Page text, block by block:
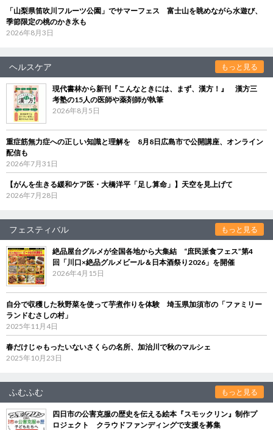
「山梨県笛吹川フルーツ公園」でサマーフェス 富士山を眺めながら水遊び、
季節限定の桃のかき氷も
2026年8月3日
ヘルスケア もっと見る
現代書林から新刊『こんなときには、まず、漢方！』 漢方三
考塾の15人の医師や薬剤師が執筆
2026年8月5日
重症筋無力症への正しい知識と理解を 8月8日広島市で公開講座、オンライン
配信も
2026年7月31日
【がんを生きる緩和ケア医・大橋洋平「足し算命」】天空を見上げて
2026年7月28日
フェスティバル もっと見る
絶品屋台グルメが全国各地から大集結 “庶民派食フェス”第4
回「川口×絶品グルメビール＆日本酒祭り2026」を開催
2026年4月15日
自分で収穫した秋野菜を使って芋煮作りを体験 埼玉県加須市の「ファミリー
ランドむさしの村」
2025年11月4日
春だけじゃもったいないさくらの名所、加治川で秋のマルシェ
2025年10月23日
ふむふむ もっと見る
四日市の公害克服の歴史を伝える絵本『スモックリン』制作プ
ロジェクト クラウドファンディングで支援を募集